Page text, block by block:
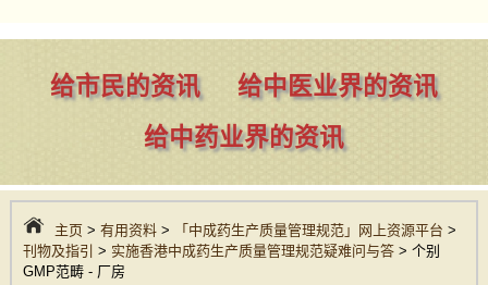
给市民的资讯
给中医业界的资讯
给中药业界的资讯
主页> 有用资料> 「中成药生产质量管理规范」网上资源平台 >
刊物及指引
> 实施香港中成药生产质量管理规范疑难问与答> 个别
GMP范畴 - 厂房